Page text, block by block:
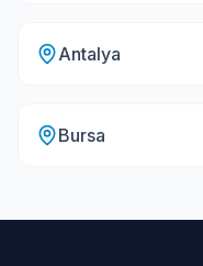
Antalya
Bursa